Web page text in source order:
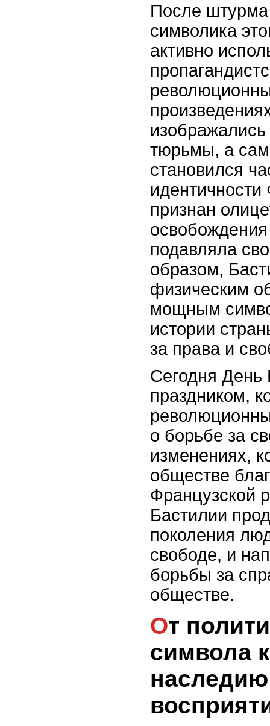
После
символика
активно
тюрьмы, а
становился
признан
освобождения
подавляла
образом,
физическим
мощным
истории
за права и
Сегодня День
праздником,
о борьбе за
изменениях,
обществе
Французской
Бастилии
поколения
свободе, и
борьбы за
обществе.
От политического
символа